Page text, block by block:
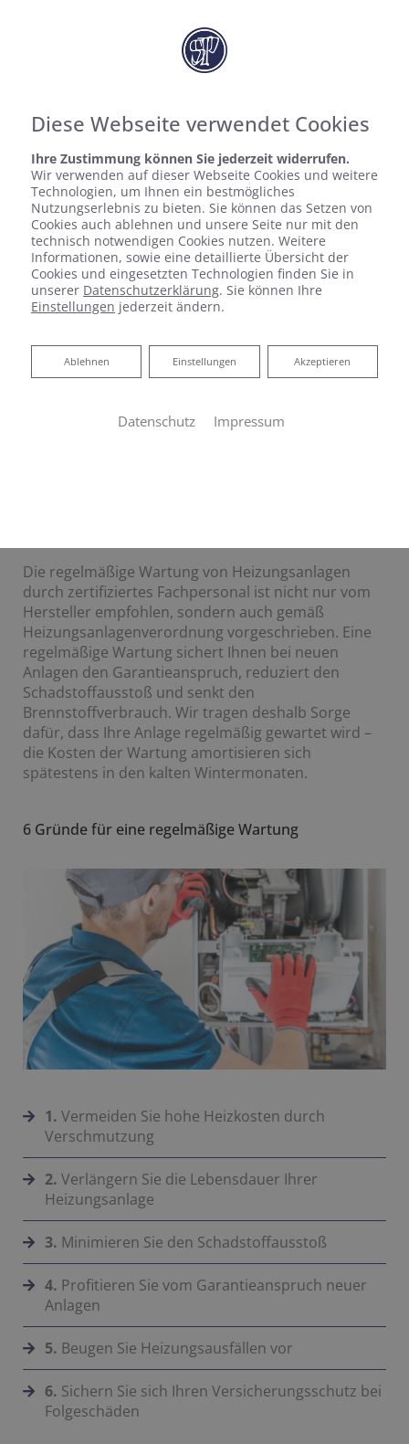
HAUSTECHNIK GMBH
Kundendienst und Wartung
anhaltende Wärme
Die regelmäßige Wartung von Heizungsanlagen
durch zertifiziertes Fachpersonal ist nicht nur vom
Hersteller empfohlen, sondern auch gemäß
Heizungsanlagenverordnung vorgeschrieben. Eine
regelmäßige Wartung sichert Ihnen bei neuen
Anlagen den Garantieanspruch, reduziert den
Schadstoffausstoß und senkt den
Brennstoffverbrauch. Wir tragen deshalb Sorge
dafür, dass Ihre Anlage regelmäßig gewartet wird –
die Kosten der Wartung amortisieren sich
spätestens in den kalten Wintermonaten.
6 Gründe für eine regelmäßige Wartung
1. Vermeiden Sie hohe Heizkosten durch
Verschmutzung
2. Verlängern Sie die Lebensdauer Ihrer
Heizungsanlage
3. Minimieren Sie den Schadstoffausstoß
4. Profitieren Sie vom Garantieanspruch neuer
Anlagen
5. Beugen Sie Heizungsausfällen vor
6. Sichern Sie sich Ihren Versicherungsschutz bei
Folgeschäden
Diese Webseite verwendet Cookies
Ihre Zustimmung können Sie jederzeit widerrufen.
Wir verwenden auf dieser Webseite Cookies und weitere
Technologien, um Ihnen ein bestmögliches
Nutzungserlebnis zu bieten. Sie können das Setzen von
Cookies auch ablehnen und unsere Seite nur mit den
technisch notwendigen Cookies nutzen. Weitere
Informationen, sowie eine detaillierte Übersicht der
Cookies und eingesetzten Technologien finden Sie in
unserer Datenschutzerklärung. Sie können Ihre
Einstellungen jederzeit ändern.
Akzeptieren
Einstellungen
Ablehnen
Ablehnen
Datenschutz Impressum